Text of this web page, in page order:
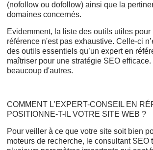
(nofollow ou dofollow) ainsi que la
domaines concernés.
Evidemment, la liste des outils utiles pour
référence n'est pas exhaustive. Celle-ci
des outils essentiels qu’un expert en
maîtriser pour une stratégie SEO efficace.
beaucoup d'autres.
COMMENT L'EXPERT-CONSEIL EN
POSITIONNE-T-IL VOTRE SITE WEB ?
Pour veiller à ce que votre site soit bien
moteurs de recherche, le consultant SEO